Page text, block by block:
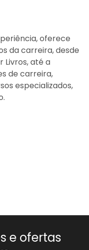
oferece
da carreira, desde
Livros, até a
de carreira,
especializados,
e ofertas